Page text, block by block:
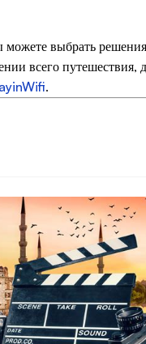
выбрать решения
всего
.